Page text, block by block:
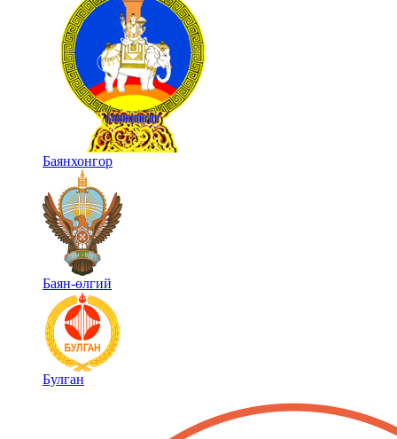
Баянхонгор
Баян-өлгий
Булган